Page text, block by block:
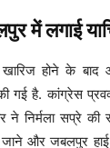
में लगाई
होने के बाद आज
गई है. कांग्रेस
ने निर्मला सप्रे
जाने और जबलपुर